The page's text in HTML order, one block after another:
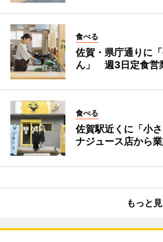
食べる
佐賀・県庁通りに
ん」 週3日定食営
食べる
佐賀駅近くに「小
ナジュース店から
もっと